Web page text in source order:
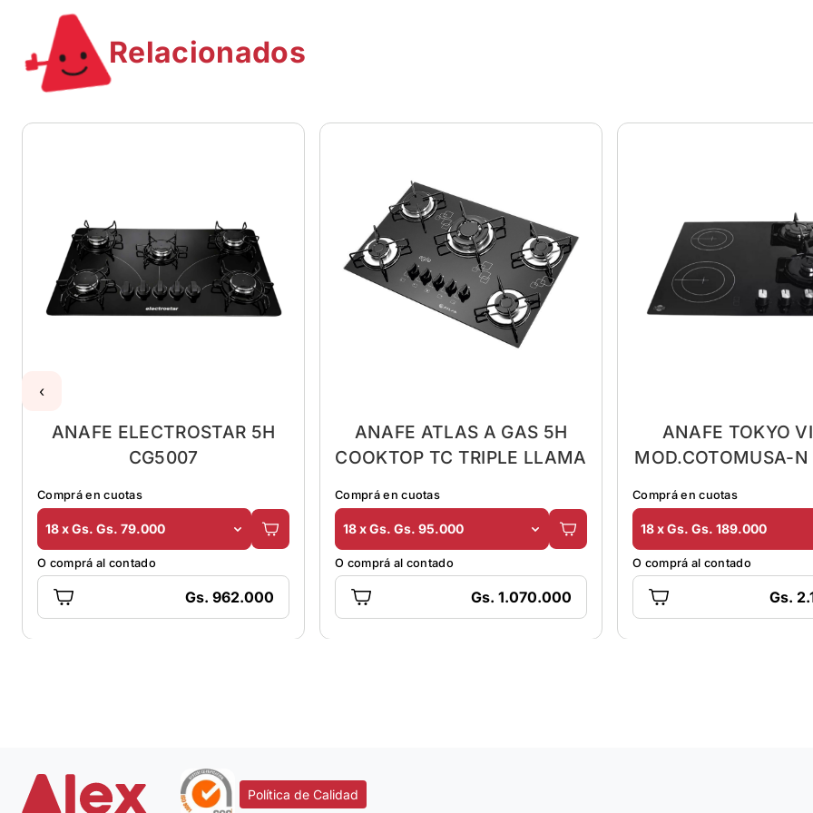
Relacionados
ANAFE ELECTROSTAR 5H
CG5007
Comprá en cuotas
18 x Gs. Gs. 79.000
O comprá al contado
Gs. 962.000
ANAFE ATLAS A GAS 5H
COOKTOP TC TRIPLE LLAMA
Comprá en cuotas
18 x Gs. Gs. 95.000
O comprá al contado
Gs. 1.070.000
ANAFE TOKYO
MOD.COTOMUSA-
Comprá en cuotas
18 x Gs. Gs. 189.000
O comprá al contado
Gs.
‹
Política de Calidad